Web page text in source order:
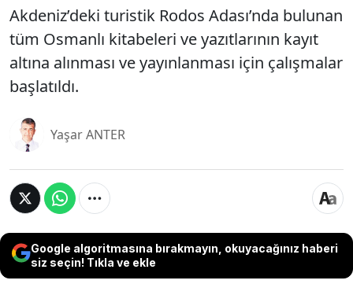
Akdeniz’deki turistik Rodos Adası’nda bulunan
tüm Osmanlı kitabeleri ve yazıtlarının kayıt
altına alınması ve yayınlanması için çalışmalar
başlatıldı.
Yaşar ANTER
Google algoritmasına bırakmayın, okuyacağınız haberi
siz seçin! Tıkla ve ekle